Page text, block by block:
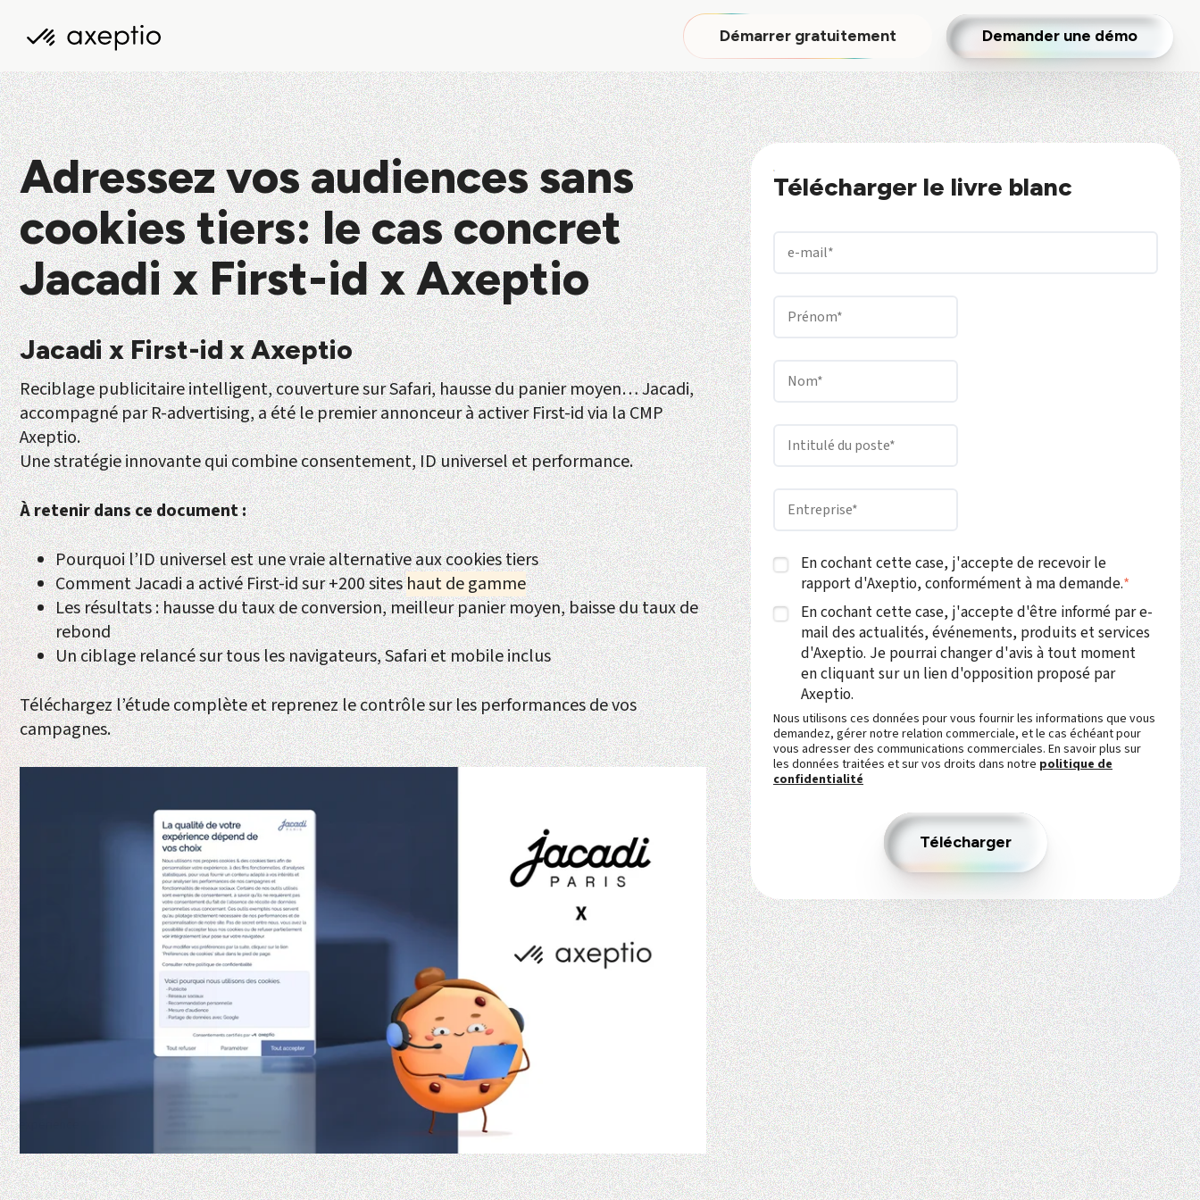
Démarrer gratuitement Demander une démo
Adressez vos audiences sans
cookies tiers: le cas concret
Jacadi x First-id x Axeptio
Jacadi x First-id x Axeptio
Reciblage publicitaireintelligent, couverture sur Safari, hausse du panier moyen… Jacadi,
accompagné par R-advertising, a été le premier annonceur à activer First-id via la CMP
Axeptio.
Une stratégie innovante qui combine consentement, ID universel et performance.
À retenir dans ce document :
Pourquoi l’ID universel est une vraie alternative aux cookies tiers
Comment Jacadi a activé First-id sur +200 siteshaut de gamme
Les résultats : hausse du taux de conversion, meilleur panier moyen, baisse du taux de
rebond
Un ciblage relancé sur tous les navigateurs, Safari et mobile inclus
Téléchargez l’étude complète et reprenez le contrôle sur les performances de vos
campagnes.
Télécharger le livre blanc
En cochant cette case, j'accepte de recevoir le
rapport d'Axeptio, conformément à ma demande.*
En cochant cette case, j'accepte d'être informé par e-
mail des actualités, événements, produits et services
d'Axeptio. Je pourrai changer d'avis à tout moment
en cliquant sur un lien d'opposition proposé par
Axeptio.
Nous utilisons ces données pour vous fournir les informations que vous
demandez, gérer notre relation commerciale, et le cas échéant pour
vous adresser des communications commerciales. En savoir plus sur
les données traitées et sur vos droits dans notre politique de
confidentialité
Télécharger